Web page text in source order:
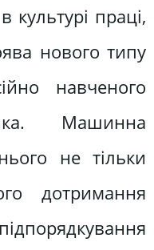
праці,
нового типу
навченого
Машинна
не тільки
дотримання